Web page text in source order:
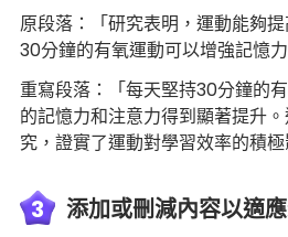
原段落：「研究表明，運動能夠
30分鐘的有氧運動可以增強記憶力
重寫段落：「每天堅持30分鐘的
的記憶力和注意力得到顯著提升
究，證實了運動對學習效率的積極
3 添加或刪減內容以適